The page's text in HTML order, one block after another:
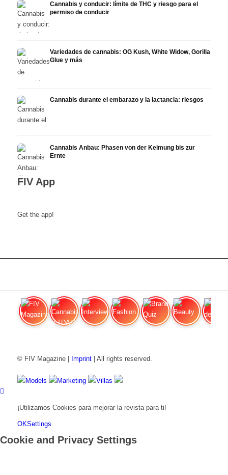
Cannabis y conducir: límite de THC y riesgo para el
permiso de conducir
Variedades de cannabis: OG Kush, White Widow, Gorilla
Glue y más
Cannabis durante el embarazo y la lactancia: riesgos
Cannabis Anbau: Phasen von der Keimung bis zur
Ernte
FIV App
Get the app!
© FIV Magazine | Imprint| All rights reserved.
Models Marketing Villas
¡Utilizamos Cookies para mejorar la revista para ti!
OKSettings
Cookie and Privacy Settings